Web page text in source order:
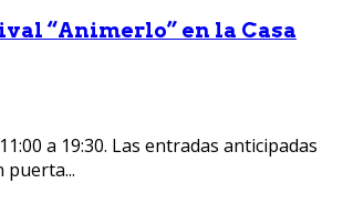
“Animerlo” en la Casa
a 19:30. Las entradas anticipadas
puerta...